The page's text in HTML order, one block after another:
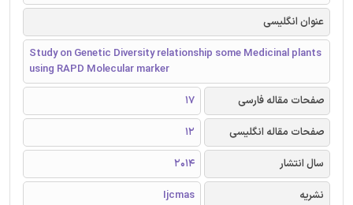
عنوان انگلیسی
Study on Genetic Diversity relationship some Medicinal plants
using RAPD Molecular marker
صفحات مقاله فارسی
17
صفحات مقاله انگلیسی
12
سال انتشار
2014
نشریه
Ijcmas